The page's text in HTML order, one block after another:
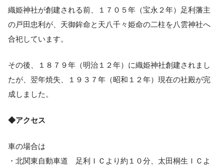
織姫神社が創建される前、１７０５年（宝永２年）足利藩主
の戸田忠利が、天御鉾命と天八千々姫命の二柱を八雲神社へ
合祀しています。
その後、１８７９年（明治１２年）に織姫神社創建されまし
たが、翌年焼失、１９３７年（昭和１２年）現在の社殿が完
成しました。
◆アクセス
車の場合は
・北関東自動車道 足利ＩＣより約１０分、太田桐生ＩＣよ